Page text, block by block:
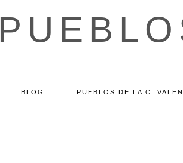
BLOG PUEBLOS DE LA C.